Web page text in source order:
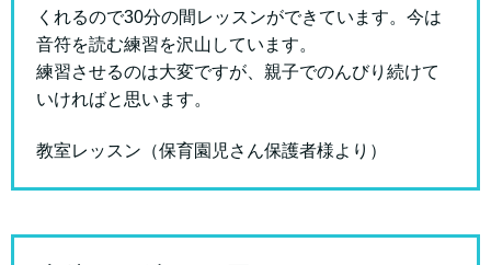
くれるので30分の間レッスンができています。今は
音符を読む練習を沢山しています。
練習させるのは大変ですが、親子でのんびり続けて
いければと思います。
教室レッスン（保育園児さん保護者様より）